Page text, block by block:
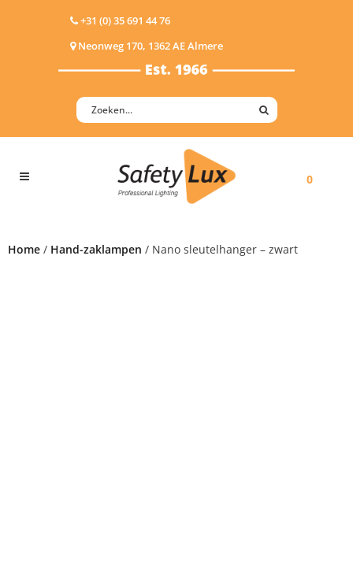
+31 (0) 35 691 44 76
Neonweg 170, 1362 AE Almere
0
Home / Hand-zaklampen / Nano sleutelhanger – zwart